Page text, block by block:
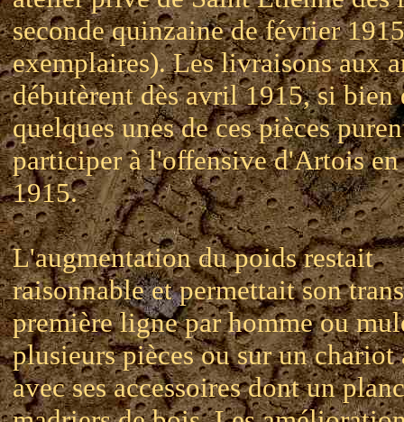
seconde quinzaine de février
exemplaires). Les livraisons aux
débutèrent dès avril 1915, si bien
quelques unes de ces pièces
participer à l'offensive d'Artois
1915.
L'augmentation du poids restait
raisonnable et permettait son
première ligne par homme ou
plusieurs pièces ou sur un chariot
avec ses accessoires dont un